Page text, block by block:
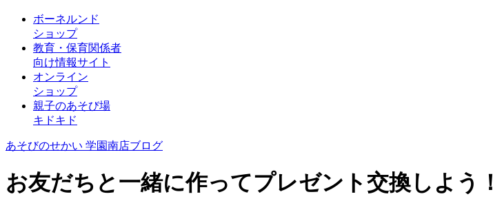
ボーネルンド
ショップ
教育・保育関係者
向け情報サイト
オンライン
ショップ
親子のあそび場
キドキド
あそびのせかい 学園南店ブログ
お友だちと一緒に作ってプレゼント交換しよう！